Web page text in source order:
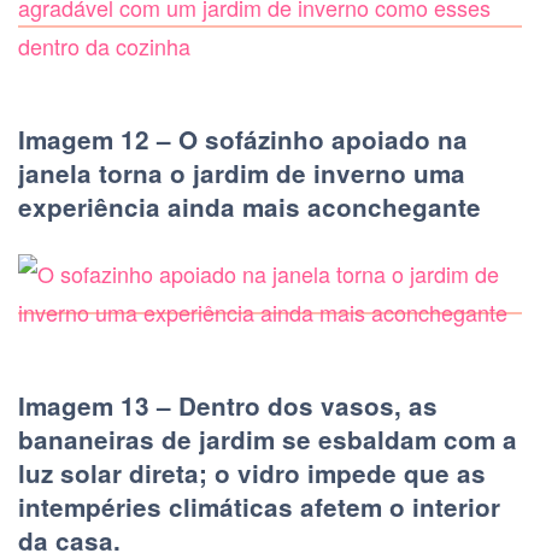
Imagem 12 – O sofázinho apoiado na
janela torna o jardim de inverno uma
experiência ainda mais aconchegante
Imagem 13 – Dentro dos vasos, as
bananeiras de jardim se esbaldam com a
luz solar direta; o vidro impede que as
intempéries climáticas afetem o interior
da casa.